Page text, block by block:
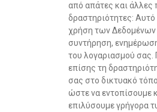
από απάτες και άλλες
δραστηριότητες: Αυτό
χρήση των Δεδομένων
συντήρηση,
του λογαριασμού
επίσης τη
σας στο δικτυακό
ώστε να εντοπίσουμε
επιλύσουμε γρήγορα